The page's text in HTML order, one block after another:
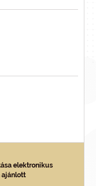
elektronikus
ajánlott